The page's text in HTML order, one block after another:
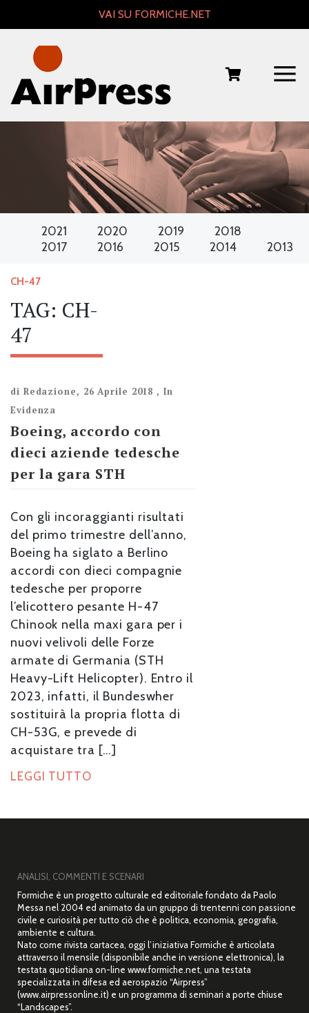
VAI SU FORMICHE.NET
2021 2020 2019
2018
2017
2016 2015 2014 2013
CH-47
TAG: CH-
47
di Redazione, 26 Aprile 2018 , In
Evidenza
Boeing, accordo con
dieci aziende tedesche
per la gara STH
Con gli incoraggianti risultati
del primo trimestre dell’anno,
Boeing ha siglato a Berlino
accordi con dieci compagnie
tedesche per proporre
l’elicottero pesante H-47
Chinook nella maxi gara per i
nuovi velivoli delle Forze
armate di Germania (STH
Heavy-Lift Helicopter). Entro il
2023, infatti, il Bundeswher
sostituirà la propria flotta di
CH-53G, e prevede di
acquistare tra […]
LEGGI TUTTO
ANALISI, COMMENTI E SCENARI
Formiche è un progetto culturale ed editoriale fondato da Paolo
Messa nel 2004 ed animato da un gruppo di trentenni con passione
civile e curiosità per tutto ciò che è politica, economia, geografia,
ambiente e cultura.
Nato come rivista cartacea, oggi l’iniziativa Formiche è articolata
attraverso il mensile (disponibile anche in versione elettronica), la
testata quotidiana on-line www.formiche.net, una testata
specializzata in difesa ed aerospazio “Airpress”
(www.airpressonline.it) e un programma di seminari a porte chiuse
“Landscapes”.